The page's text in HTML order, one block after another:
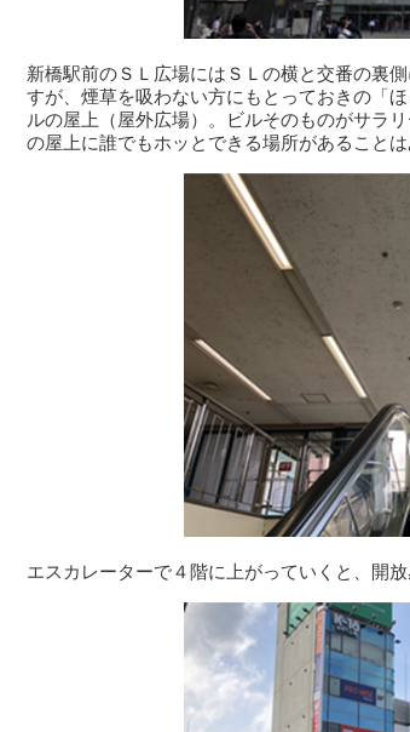
新橋駅前のＳＬ広場にはＳＬの横と交番の裏
すが、煙草を吸わない方にもとっておきの「
ルの屋上（屋外広場）。ビルそのものがサラ
の屋上に誰でもホッとできる場所があること
エスカレーターで４階に上がっていくと、開放